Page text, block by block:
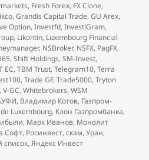
, Fresh Forex, FX Clone,
,Grandis Capital Trade,GU Arex,
Option,Investfd,InvestiGram,
, Likontin, Luxembourg Financial
, NSBroker, NSFX, PagFX,
,Shift Holdings,SM-Invest,
EC,TBM Trust,Telegram10,Terra
,Trade GF,Trade5000,Tryton
,V-GC,Whitebrokers,WSM
, Владимир Котов, Газпром-
Luxembourg, Клон Газпромбанка,
, Марк Иванов, Монолит
Софт, Росинвест,скам,Уран,
список,Яндекс Инвест